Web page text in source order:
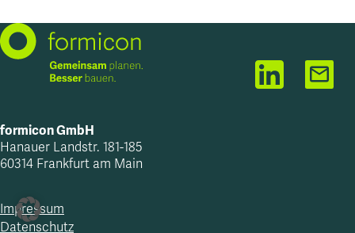
Linkedin
formicon GmbH
Hanauer Landstr. 181-185
60314 Frankfurt am Main
Impressum
Datenschutz